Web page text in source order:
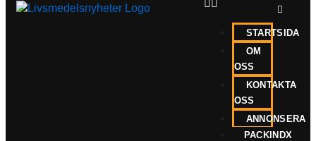
STARTSIDA
OM
OSS
KONTAKTA
OSS
ANNONSERA
PACKINDX